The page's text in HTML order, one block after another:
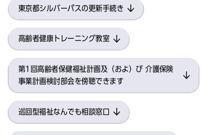
東京都シルバーパスの更新手続き
高齢者健康トレーニング教室
第1回高齢者保健福祉計画及（およ）び 介護保険
事業計画検討部会を傍聴できます
巡回型福祉なんでも相談窓口